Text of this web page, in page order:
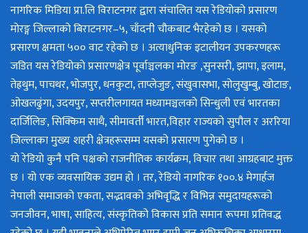
नागरिक मिडिया प्रा.लि विराटनगर द्वारा संचालित यस रेडियोको प्रसारण
मोरङ्ग जिल्लाको बिराटनगर–५, चाँदनी चौकबाट भैरहेको छ । यसको
प्रसारण क्षमता ५०० वाट रहेको छ । अत्याधुनिक इटालीयन उपकरणहरू
जडित यस रेडियोको प्रसारणक्षेत्र पूर्वाञ्चलका मोरङ ,सुनसरी, झापा, इलाम,
तेह्रथुम, पाचथर, भोजपुर, धनकुटा, ताप्लेजुङ, संखुवासभा, सोलुखुम्बु, खोटाङ,
ओखलढुंगा, उदयपुर, सप्तरीलगायत मध्यामञ्चलको सिन्धुली एवं भारतका
दार्जिलिङ, सिक्किम साथै, सीमावर्ती भारत,विहार राज्यको सुपौल र अररिया
जिल्लाका मुख्य शहरी क्षेत्रहरूसम्म यसको प्रसारण पुगेको छ ।
यो रेडियो कुनै पनि पक्षको राजनीतिक कार्यक्रम, विचार तथा आग्रहबाट मुक्त
छ । यो एक व्यवसायिक उद्यम हो । तर, रेडियो नागरिक १००.४ मेगार्हज
नेपाली समाजको एकता, सद्भावको अभिवृद्धि र विभिन्न समुदायहरूको
जनजीवन, भाषा, साहित्य, संस्कृतिको विकास प्रति समान रूपमा प्रतिवद्ध